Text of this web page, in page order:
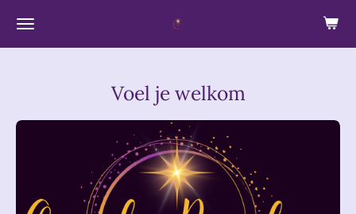
Ga
direct
hoofdinhoud
Voel je welkom